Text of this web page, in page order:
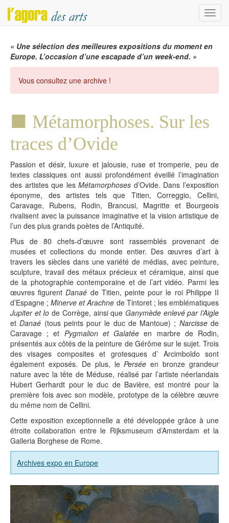
Menu
« Une sélection des meilleures expositions du moment en
Europe. L’occasion d’une escapade d’un week-end. »
Vous consultez une archive !
Métamorphoses. Sur les
traces d’Ovide
Passion et désir, luxure et jalousie, ruse et tromperie, peu de
textes classiques ont aussi profondément éveillé l’imagination
des artistes que lesMétamorphoses d’Ovide. Dans l’exposition
éponyme, des artistes tels que Titien, Correggio, Cellini,
Caravage, Rubens, Rodin, Brancusi, Magritte et Bourgeois
rivalisent avec la puissance imaginative et la vision artistique de
l’un des plus grands poètes de l’Antiquité.
Plus de 80 chefs-d’œuvre sont rassemblés provenant de
musées et collections du monde entier. Des œuvres d’art à
travers les siècles dans une variété de médias, avec peinture,
sculpture, travail des métaux précieux et céramique, ainsi que
de la photographie contemporaine et de l’art vidéo. Parmi les
œuvres figurentDanaé de Titien, peinte pour le roi Philippe II
d’Espagne ;Minerve et Arachne de Tintoret ; les emblématiques
Jupiter et Io de Corrège, ainsi que Ganymède enlevé par l’Aigle
etDanaé (tous peints pour le duc de Mantoue) ; Narcissede
Caravage ; et Pygmalion et Galatée en marbre de Rodin,
présentés aux côtés de la peinture de Gérôme sur le sujet. Trois
des visages composites et grotesques d’ Arcimboldo sont
également exposés. De plus, lePersée en bronze grandeur
nature avec la tête de Méduse, réalisé par l’artiste néerlandais
Hubert Gerhardt pour le duc de Bavière, est montré pour la
première fois avec son modèle, prototype de la célèbre œuvre
du même nom de Cellini.
Cette exposition exceptionnelle a été développée grâce à une
étroite collaboration entre le Rijksmuseum d’Amsterdam et la
Galleria Borghese de Rome.
Archives expo en Europe